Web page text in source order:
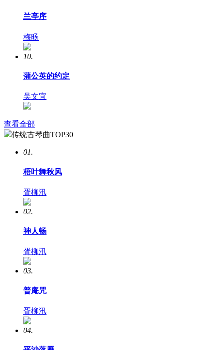
兰亭序
梅旸
10.
蒲公英的约定
吴文宜
查看全部
传统古琴曲TOP30
01.
梧叶舞秋风
胥柳汛
02.
神人畅
胥柳汛
03.
普庵咒
胥柳汛
04.